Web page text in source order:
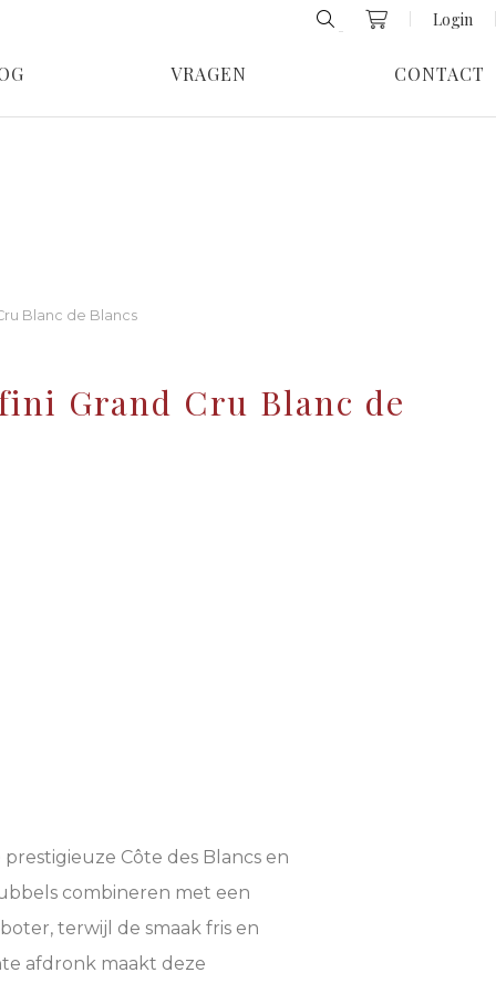
Login
VRAGEN CONTACT
Blanc de Blancs
Grand Cru Blanc de
Côte des Blancs en
combineren met een
terwijl de smaak fris en
afdronk maakt deze